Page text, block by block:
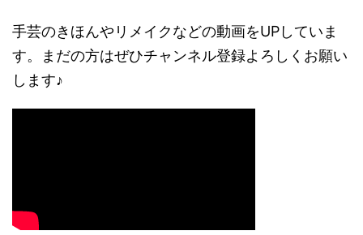
手芸のきほんやリメイクなどの動画をUPしていま
す。まだの方はぜひチャンネル登録よろしくお願い
します♪